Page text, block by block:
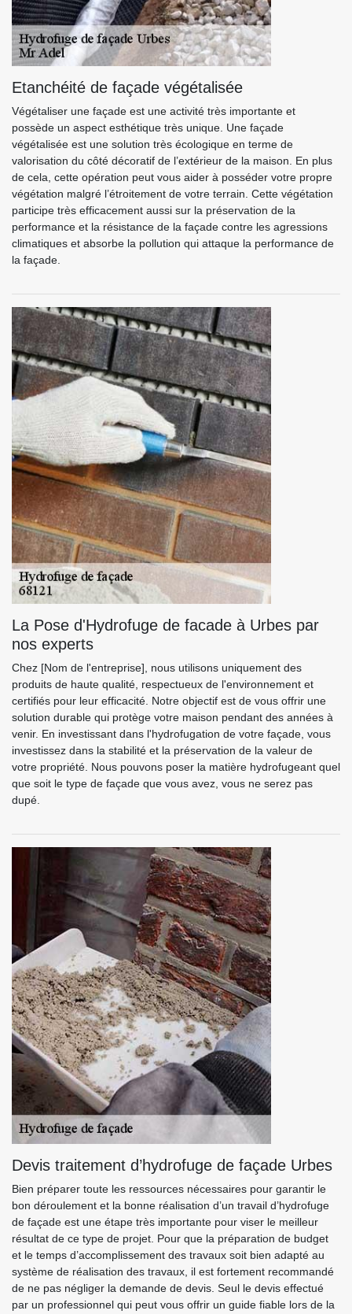
Etanchéité de façade végétalisée
Végétaliser une façade est une activité très importante et
possède un aspect esthétique très unique. Une façade
végétalisée est une solution très écologique en terme de
valorisation du côté décoratif de l’extérieur de la maison. En plus
de cela, cette opération peut vous aider à posséder votre propre
végétation malgré l’étroitement de votre terrain. Cette végétation
participe très efficacement aussi sur la préservation de la
performance et la résistance de la façade contre les agressions
climatiques et absorbe la pollution qui attaque la performance de
la façade.
La Pose d'Hydrofuge de facade à Urbes par
nos experts
Chez [Nom de l'entreprise], nous utilisons uniquement des
produits de haute qualité, respectueux de l'environnement et
certifiés pour leur efficacité. Notre objectif est de vous offrir une
solution durable qui protège votre maison pendant des années à
venir. En investissant dans l'hydrofugation de votre façade, vous
investissez dans la stabilité et la préservation de la valeur de
votre propriété. Nous pouvons poser la matière hydrofugeant quel
que soit le type de façade que vous avez, vous ne serez pas
dupé.
Devis traitement d’hydrofuge de façade Urbes
Bien préparer toute les ressources nécessaires pour garantir le
bon déroulement et la bonne réalisation d’un travail d’hydrofuge
de façade est une étape très importante pour viser le meilleur
résultat de ce type de projet. Pour que la préparation de budget
et le temps d’accomplissement des travaux soit bien adapté au
système de réalisation des travaux, il est fortement recommandé
de ne pas négliger la demande de devis. Seul le devis effectué
par un professionnel qui peut vous offrir un guide fiable lors de la